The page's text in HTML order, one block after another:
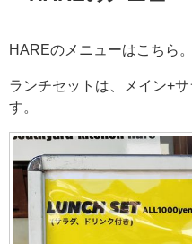
HAREのメニューはこちら。
ランチセットは、メイン+
す。